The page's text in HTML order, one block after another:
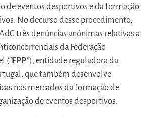
de eventos desportivos e da formação
No decurso desse procedimento,
três denúncias anónimas relativas a
da Federação
(“FPP”), entidade reguladora da
que também desenvolve
nos mercados da formação de
de eventos desportivos.